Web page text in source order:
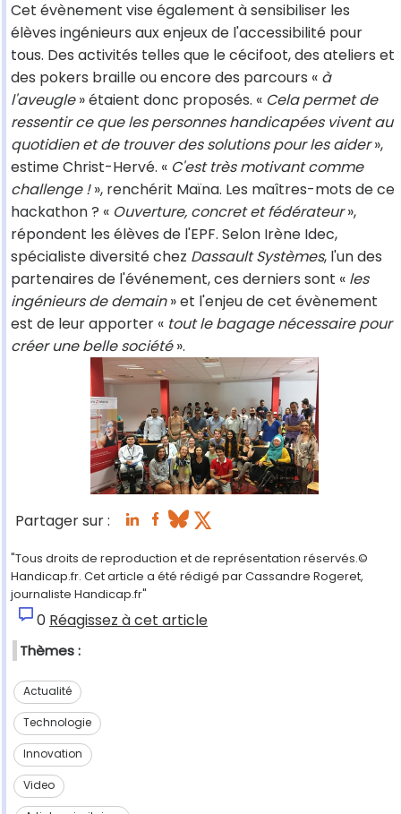
Cet évènement vise également à sensibiliser les
élèves ingénieurs aux enjeux de l'accessibilité pour
tous. Des activités telles que le cécifoot, des ateliers et
des pokers braille ou encore des parcours « à
l'aveugle» étaient donc proposés. « Cela permet de
ressentir ce que les personnes handicapées vivent au
quotidien et de trouver des solutions pour les aider»,
estime Christ-Hervé. « C'est très motivant comme
challenge !», renchérit Maïna. Les maîtres-mots de ce
hackathon ? « Ouverture, concret et fédérateur»,
répondent les élèves de l'EPF. Selon Irène Idec,
spécialiste diversité chez Dassault Systèmes, l'un des
partenaires de l'événement, ces derniers sont « les
ingénieurs de demain» et l'enjeu de cet évènement
est de leur apporter « tout le bagage nécessaire pour
créer une belle société».
Partager sur :
"Tous droits de reproduction et de représentation réservés.©
Handicap.fr. Cet article a été rédigé par Cassandre Rogeret,
journaliste Handicap.fr"
0 Réagissez à cet article
Thèmes :
Actualité
Technologie
Innovation
Video